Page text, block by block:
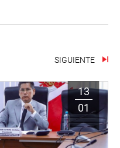
SIGUIENTE
13
01